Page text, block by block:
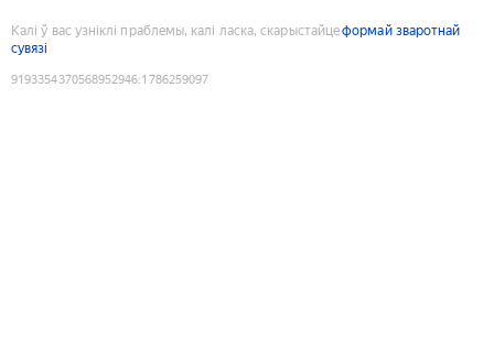
Калі ў вас узніклі праблемы, калі ласка, скарыстайцеформай зваротнай
сувязі
9193354370568952946:1786259097